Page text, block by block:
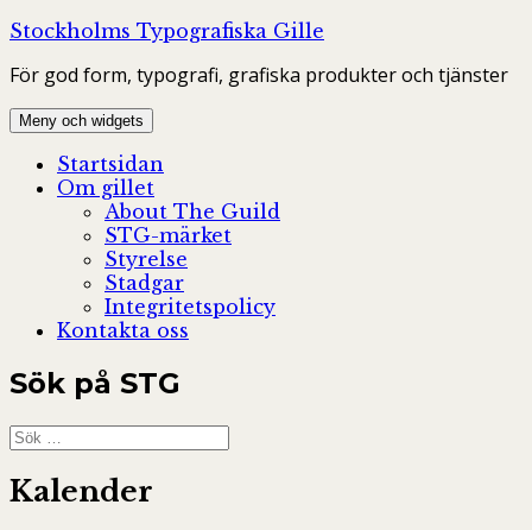
Hoppa
innehåll
Stockholms Typografiska Gille
För god form, typografi, grafiska produkter och tjänster
Meny och widgets
Startsidan
Om gillet
About The Guild
STG-märket
Styrelse
Stadgar
Integritetspolicy
Kontakta oss
Sök på STG
Sök
efter:
Kalender